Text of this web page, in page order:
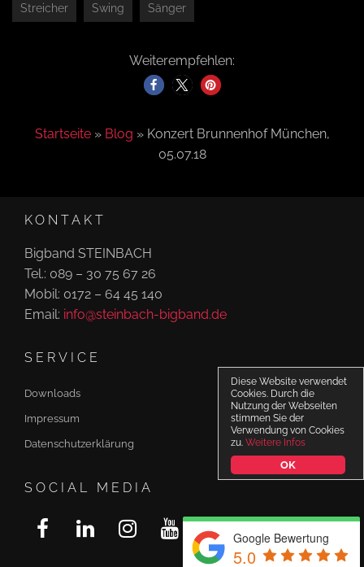
Google Bewertung
5.0
Streicher Swing Sänger
Weiterempfehlen:
Startseite» Blog » Konzert Brunnenhof München,
05.07.18
KONTAKT
Bigband STEINBACH
Tel.: 089 – 30 75 67 26
Mobil: 0172 – 64 45 140
Email: info@steinbach-bigband.de
SERVICE
Downloads
Impressum
Datenschutzerklärung
SOCIAL MEDIA
Diese Website verwendet
Cookies. Durch die
Nutzung der Webseiten
stimmen Sie der
Verwendung von Cookies
zu. Weitere Infos
OK